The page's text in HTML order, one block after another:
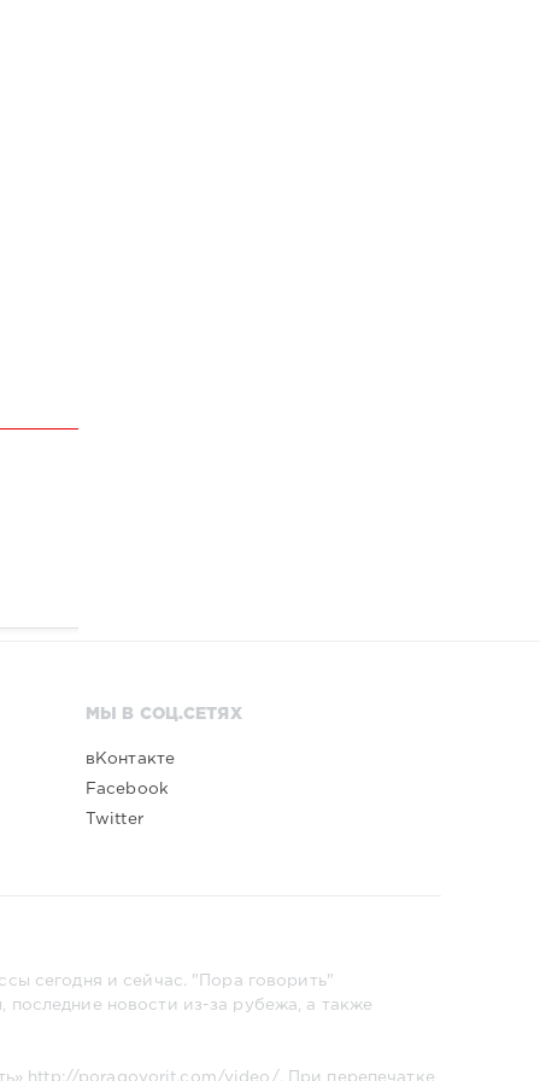
МЫ В СОЦ.СЕТЯХ
вКонтакте
Facebook
Twitter
сегодня и сейчас. "Пора говорить"
новости из-за рубежа, а также
http://poragovorit.com/video/ . При перепечатке